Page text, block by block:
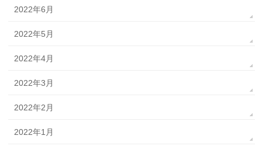
2022年6月
2022年5月
2022年4月
2022年3月
2022年2月
2022年1月